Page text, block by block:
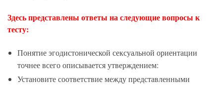
Здесь представлены ответы на следующие вопросы к
тесту:
Понятие эгодистонической сексуальной ориентации
точнее всего описывается утверждением:
Установите соответствие между представленными